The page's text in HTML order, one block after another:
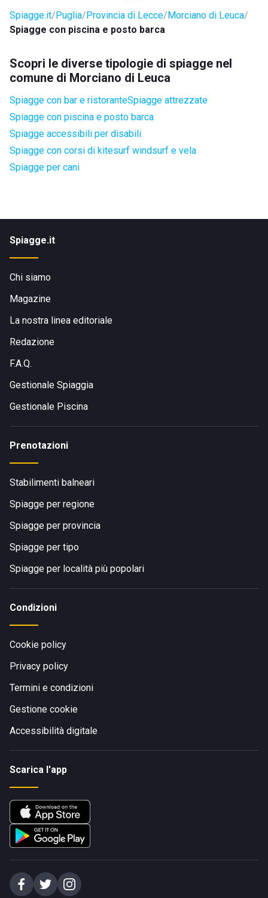
Spiagge.it Puglia Provincia di Lecce Morciano di Leuca
Spiagge con piscina e posto barca
Scopri le diverse tipologie di spiagge nel
comune di Morciano di Leuca
Spiagge con bar e ristoranteSpiagge attrezzate
Spiagge con piscina e posto barca
Spiagge accessibili per disabili
Spiagge con corsi di kitesurf windsurf e vela
Spiagge per cani
Spiagge.it
Chi siamo
Magazine
La nostra linea editoriale
Redazione
F.A.Q.
Gestionale Spiaggia
Gestionale Piscina
Prenotazioni
Stabilimenti balneari
Spiagge per regione
Spiagge per provincia
Spiagge per tipo
Spiagge per località più popolari
Condizioni
Cookie policy
Privacy policy
Termini e condizioni
Gestione cookie
Accessibilità digitale
Scarica l'app